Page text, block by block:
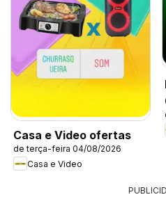
Casa e Video ofertas
de terça-feira 04/08/2026
Casa e Video